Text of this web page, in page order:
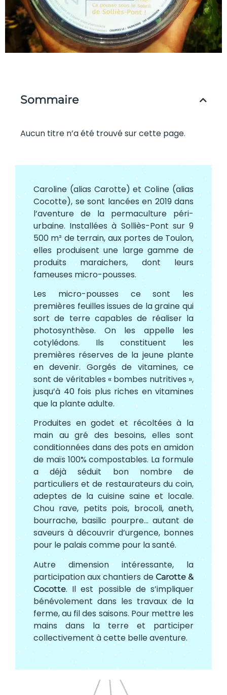
Sommaire
Aucun titre n’a été trouvé sur cette page.
Caroline (alias Carotte) et Coline (alias
Cocotte), se sont lancées en 2019 dans
l’aventure de la permaculture péri-
urbaine. Installées à Solliès-Pont sur 9
500 m² de terrain, aux portes de Toulon,
elles produisent une large gamme de
produits maraichers, dont leurs
fameuses micro-pousses.
Les micro-pousses ce sont les
premières feuilles issues de la graine qui
sort de terre capables de réaliser la
photosynthèse. On les appelle les
cotylédons. Ils constituent les
premières réserves de la jeune plante
en devenir. Gorgés de vitamines, ce
sont de véritables « bombes nutritives »,
jusqu’à 40 fois plus riches en vitamines
que la plante adulte.
Produites en godet et récoltées à la
main au gré des besoins, elles sont
conditionnées dans des pots en amidon
de maïs 100% compostables. La formule
a déjà séduit bon nombre de
particuliers et de restaurateurs du coin,
adeptes de la cuisine saine et locale.
Chou rave, petits pois, brocoli, aneth,
bourrache, basilic pourpre… autant de
saveurs à découvrir d’urgence, bonnes
pour le palais comme pour la santé.
Autre dimension intéressante, la
participation aux chantiers de Carotte &
Cocotte. Il est possible de s’impliquer
bénévolement dans les travaux de la
ferme, au fil des saisons. Pour mettre les
mains dans la terre et participer
collectivement à cette belle aventure.